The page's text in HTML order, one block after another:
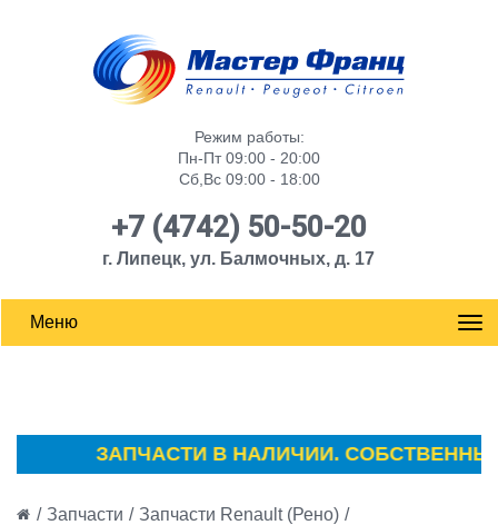
Режим работы:
Пн-Пт 09:00 - 20:00
Сб,Вс 09:00 - 18:00
+7 (4742) 50-50-20
г. Липецк, ул. Балмочных, д. 17
Меню
ЗАПЧАСТИ В НАЛИЧИИ. СОБСТВЕННЫЙ
/ Запчасти / Запчасти Renault (Рено) /